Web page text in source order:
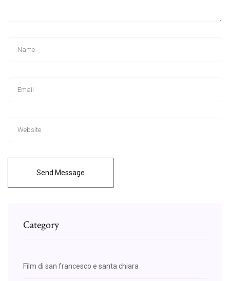
Send Message
Category
Film di san francesco e santa chiara